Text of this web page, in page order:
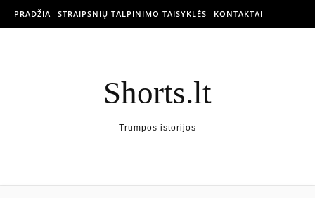
PRADŽIA STRAIPSNIŲ TALPINIMO TAISYKLĖS KONTAKTAI
Shorts.lt
Trumpos istorijos